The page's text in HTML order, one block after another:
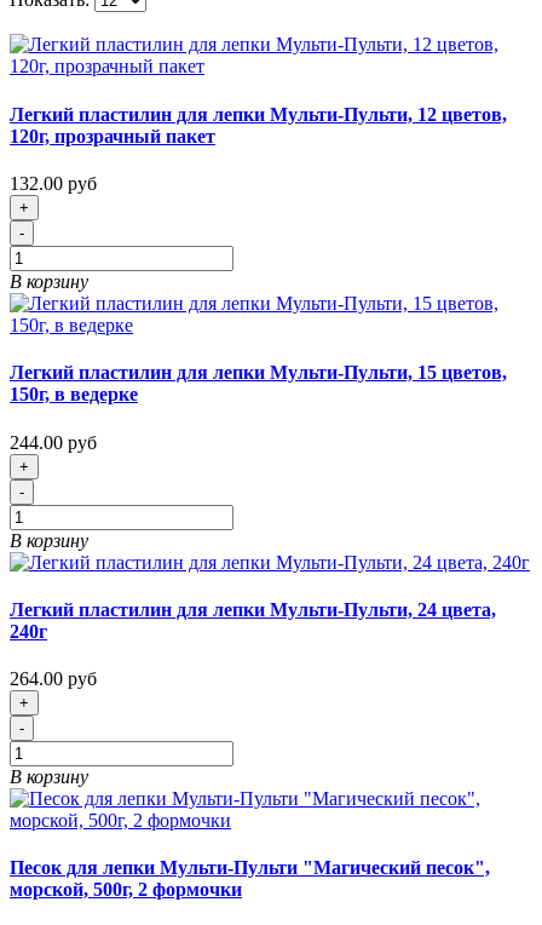
Легкий пластилин для лепки Мульти-Пульти, 12 цветов,
120г, прозрачный пакет
132.00 руб
+
-
В корзину
Легкий пластилин для лепки Мульти-Пульти, 15 цветов,
150г, в ведерке
244.00 руб
+
-
В корзину
Легкий пластилин для лепки Мульти-Пульти, 24 цвета,
240г
264.00 руб
+
-
В корзину
Песок для лепки Мульти-Пульти "Магический песок",
морской, 500г, 2 формочки